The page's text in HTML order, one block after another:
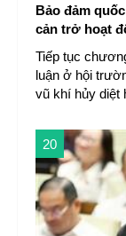
Bảo đảm
cản trở hoạt
Tiếp tục
luận ở hội
vũ khí hủy diệt
20